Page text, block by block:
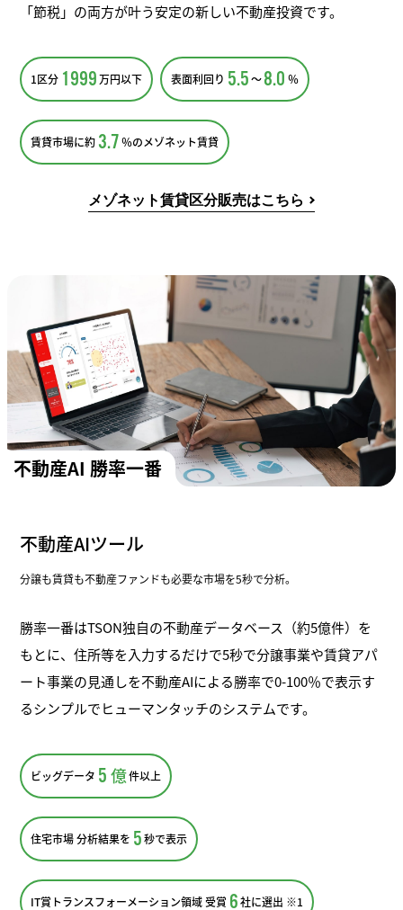
「節税」の両方が叶う安定の新しい不動産投資です。
1区分 1999万円以下 表面利回り 5.5～8.0 ％
賃貸市場に約3.7％のメゾネット賃貸
メゾネット賃貸区分販売はこちら
不動産AI 勝率一番
不動産AIツール
分譲も賃貸も不動産ファンドも必要な市場を5秒で分析。
勝率一番はTSON独自の不動産データベース（約5億件）を
もとに、住所等を入力するだけで5秒で分譲事業や賃貸アパ
ート事業の見通しを不動産AIによる勝率で0-100％で表示す
るシンプルでヒューマンタッチのシステムです。
ビッグデータ 5億件以上
住宅市場 分析結果を 5秒で表示
IT賞トランスフォーメーション領域 受賞 6社に選出 ※1